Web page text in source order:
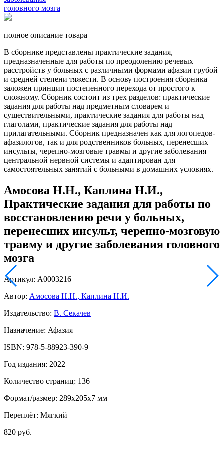
полное описание товара
В сборнике представлены практические задания,
предназначенные для работы по преодолению речевых
расстройств у больных с различными формами афазии грубой
и средней степени тяжести. В основу построения сборника
заложен принцип постепенного перехода от простого к
сложному. Сборник состоит из трех разделов: практические
задания для работы над предметным словарем и
существительными, практические задания для работы над
глаголами, практические задания для работы над
прилагательными. Сборник предназначен как для логопедов-
афазилогов, так и для родственников больных, перенесших
инсульты, черепно-мозговые травмы и другие заболевания
центральной нервной системы и адаптирован для
самостоятельных занятий с больными в домашних условиях.
Амосова Н.Н., Каплина Н.И.,
Практические задания для работы по
восстановлению речи у больных,
перенесших инсульт, черепно-мозговую
травму и другие заболевания головного
мозга
Артикул: А0003216
Автор: Амосова Н.Н., Каплина Н.И.
Издательство: В. Секачев
Назначение: Афазия
ISBN: 978-5-88923-390-9
Год издания: 2022
Количество страниц: 136
Формат/размер: 289x205x7 мм
Переплёт: Мягкий
820 руб.